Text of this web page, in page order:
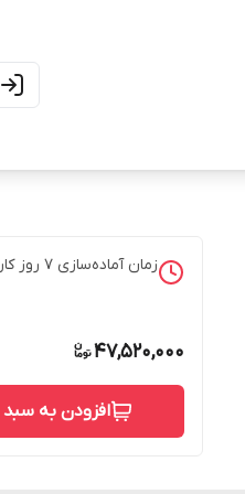
زمان آماده‌سازی 7 روز
47,520,000
افزودن به سبد